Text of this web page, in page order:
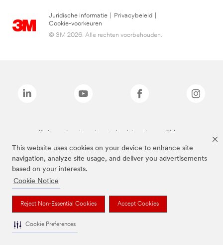
This website uses cookies on your device to enhance site
navigation, analyze site usage, and deliver you advertisements
based on your interests.
Cookie Notice
Reject Non-Essential Cookies Accept Cookies
Cookie Preferences
Juridische informatie Privacybeleid
Cookie-voorkeuren
© 3M 2026. Alle rechten voorbehouden.
De bovenstaande merken zijn handelsmerken van 3M.we